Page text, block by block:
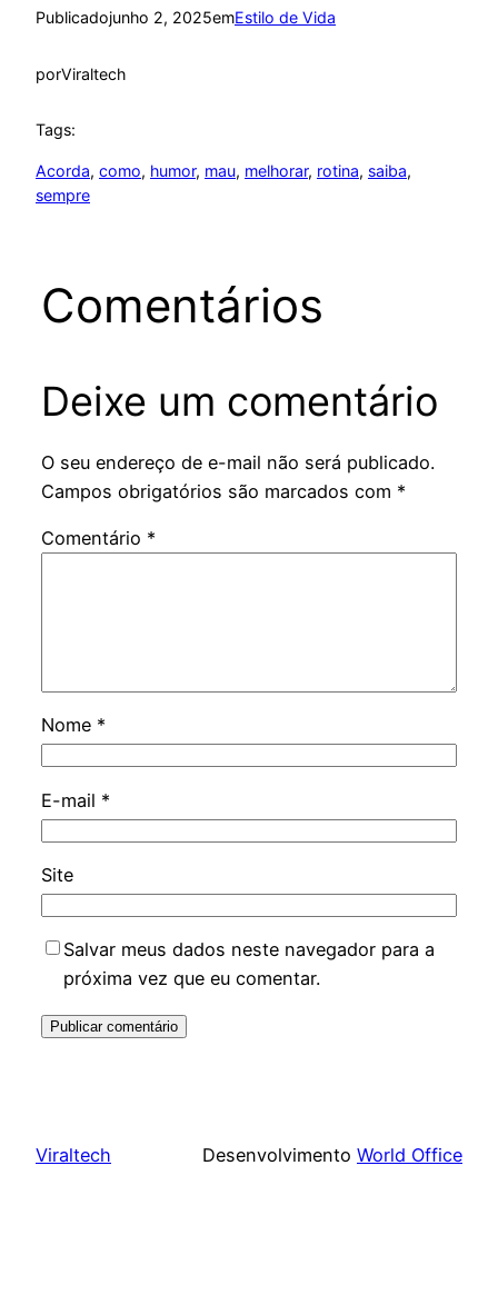
Publicadojunho 2, 2025emEstilo de Vida
porViraltech
Tags:
Acorda, como, humor, mau, melhorar, rotina, saiba
sempre
Comentários
Deixe um comentário
O seu endereço de e-mail não será publicado.
Campos obrigatórios são marcados com *
Comentário *
Nome *
E-mail *
Site
Salvar meus dados neste navegador para a
próxima vez que eu comentar.
Viraltech Desenvolvimento World Office